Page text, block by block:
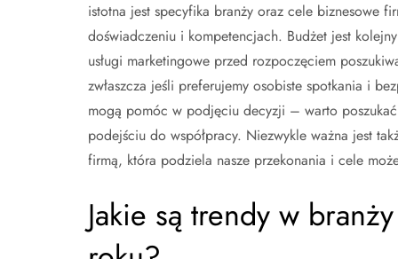
istotna jest specyfika branży oraz cele biznesowe
doświadczeniu i kompetencjach. Budżet jest
usługi marketingowe przed rozpoczęciem
zwłaszcza jeśli preferujemy osobiste spotkania i
mogą pomóc w podjęciu decyzji – warto
podejściu do współpracy. Niezwykle ważna jest
firmą, która podziela nasze przekonania i cele
Jakie są trendy w